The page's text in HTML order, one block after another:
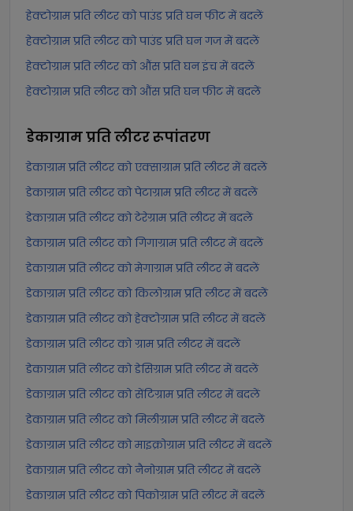
हेक्टोग्राम प्रति लीटर को पाउंड प्रति घन फीट में बदलें
हेक्टोग्राम प्रति लीटर को पाउंड प्रति घन गज में बदलें
हेक्टोग्राम प्रति लीटर को औंस प्रति घन इंच में बदलें
हेक्टोग्राम प्रति लीटर को औंस प्रति घन फीट में बदलें
डेकाग्राम प्रति लीटररूपांतरण
डेकाग्राम प्रति लीटर को एक्साग्राम प्रति लीटर में बदलें
डेकाग्राम प्रति लीटर को पेटाग्राम प्रति लीटर में बदलें
डेकाग्राम प्रति लीटर को टेरेग्राम प्रति लीटर में बदलें
डेकाग्राम प्रति लीटर को गिगाग्राम प्रति लीटर में बदलें
डेकाग्राम प्रति लीटर को मेगाग्राम प्रति लीटर में बदलें
डेकाग्राम प्रति लीटर को किलोग्राम प्रति लीटर में बदलें
डेकाग्राम प्रति लीटर को हेक्टोग्राम प्रति लीटर में बदलें
डेकाग्राम प्रति लीटर को ग्राम प्रति लीटर में बदलें
डेकाग्राम प्रति लीटर को डेसिग्राम प्रति लीटर में बदलें
डेकाग्राम प्रति लीटर को सेंटिग्राम प्रति लीटर में बदलें
डेकाग्राम प्रति लीटर को मिलीग्राम प्रति लीटर में बदलें
डेकाग्राम प्रति लीटर को माइक्रोग्राम प्रति लीटर में बदलें
डेकाग्राम प्रति लीटर को नैनोग्राम प्रति लीटर में बदलें
डेकाग्राम प्रति लीटर को पिकोग्राम प्रति लीटर में बदलें